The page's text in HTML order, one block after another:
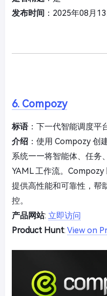
发布时间 ：2025年08月
6. Compozy
标语：下一代智能调度平
介绍 ：使用 Compozy 创
系统——将智能体、任务
YAML 工作流。Compozy
提供高性能和可靠性，帮
控。
产品网站: 立即访问
Product Hunt: View on